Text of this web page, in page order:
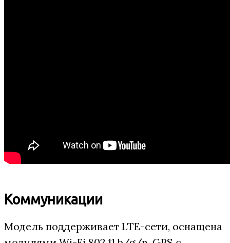
Коммуникации
Модель поддерживает LTE-сети, оснащена